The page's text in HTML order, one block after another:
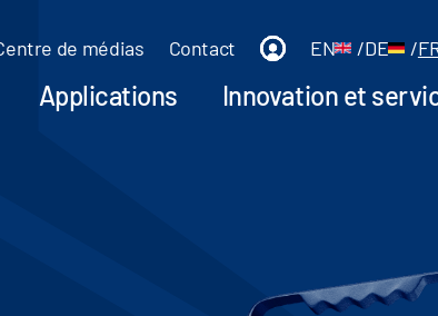
de médias Contact EN /DE /
Applications Innovation et